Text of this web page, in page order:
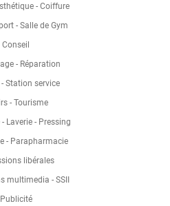
- Coiffure
- Salle de Gym
Conseil
- Réparation
Station service
- Tourisme
Laverie - Pressing
- Parapharmacie
libérales
multimedia - SSII
Publicité